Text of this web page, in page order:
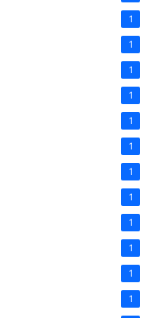
1
1
1
1
1
1
1
1
1
1
1
1